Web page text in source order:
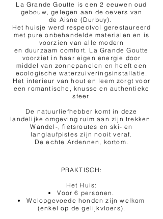
La Grande Goutte is een 2 eeuwen oud
gebouw, gelegen aan de oevers van
de Aisne (Durbuy).
Het huisje werd respectvol gerestaureerd
met pure onbehandelde materialen en is
voorzien van alle modern
en duurzaam comfort. La Grande Goutte
voorziet in haar eigen energie door
middel van zonnepanelen en heeft een
ecologische waterzuiveringsinstallatie.
Het interieur van hout en leem zorgt voor
een romantische, knusse en authentieke
sfeer.
De natuurliefhebber komt in deze
landelijke omgeving ruim aan zijn trekken.
Wandel-, fietsroutes en ski- en
langlaufpistes zijn nooit veraf.
De echte Ardennen, kortom.
PRAKTISCH:
Het Huis:
Voor 6 personen.
Welopgevoede honden zijn welkom
(enkel op de gelijkvloers).